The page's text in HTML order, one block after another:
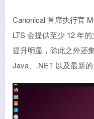
Canonical 首席执行官
LTS 会提供至少 12 年
提升明显，除此之外还
Java、.NET 以及最新的